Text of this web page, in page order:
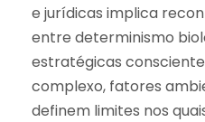
e jurídicas implica
entre determinismo
estratégicas
complexo, fatores
definem limites nos